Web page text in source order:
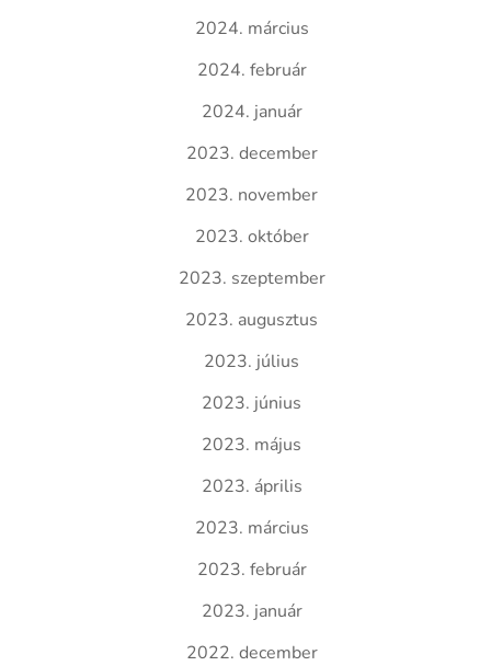
2024. március
2024. február
2024. január
2023. december
2023. november
2023. október
2023. szeptember
2023. augusztus
2023. július
2023. június
2023. május
2023. április
2023. március
2023. február
2023. január
2022. december